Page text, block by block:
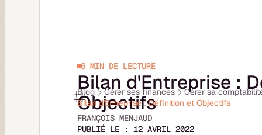
Blog Gérer ses finances
Gérer sa
Bilan d'Entreprise : Définition et Objectifs
6 MIN DE LECTURE
Bilan d'Entreprise :
Objectifs
FRANÇOIS MENJAUD
PUBLIÉ LE : 12 AVRIL 2022